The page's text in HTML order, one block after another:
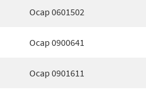
Ocap 0601502
Ocap 0900641
Ocap 0901611